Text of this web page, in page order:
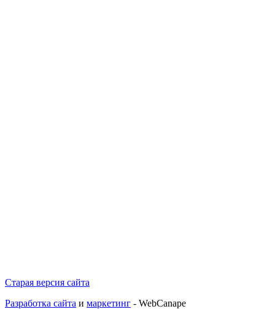
Старая версия сайта
Разработка сайта и маркетинг - WebCanape